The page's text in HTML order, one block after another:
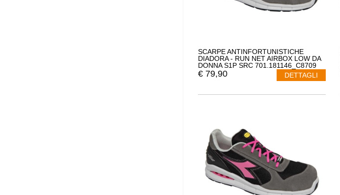
SCARPE ANTINFORTUNISTICHE
DIADORA - RUN NET AIRBOX LOW DA
DONNA S1P SRC 701.181146_C8709
€ 79,90 DETTAGLI